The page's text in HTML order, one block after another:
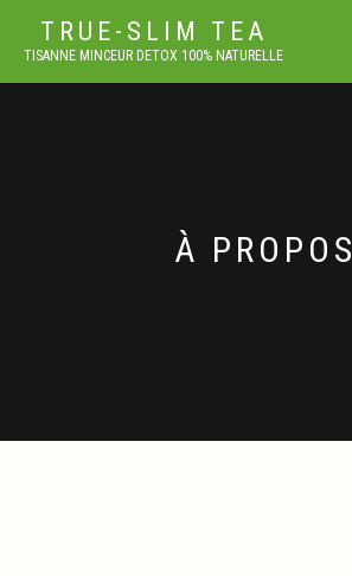
TRUE-SLIM TEA
TISANNE MINCEUR DETOX 100% NATURELLE
À PROPOS